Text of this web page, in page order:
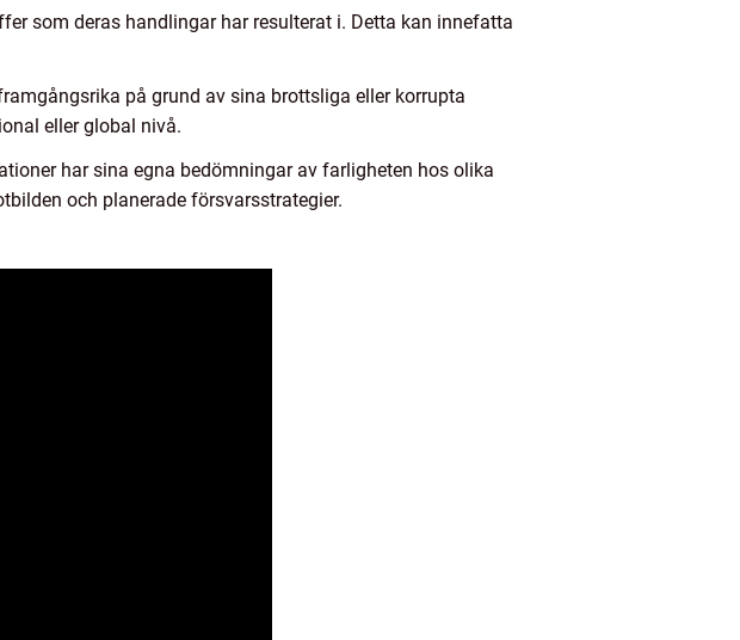
som deras handlingar har resulterat i. Detta kan innefatta
på grund av sina brottsliga eller korrupta
eller global nivå.
har sina egna bedömningar av farligheten hos olika
och planerade försvarsstrategier.